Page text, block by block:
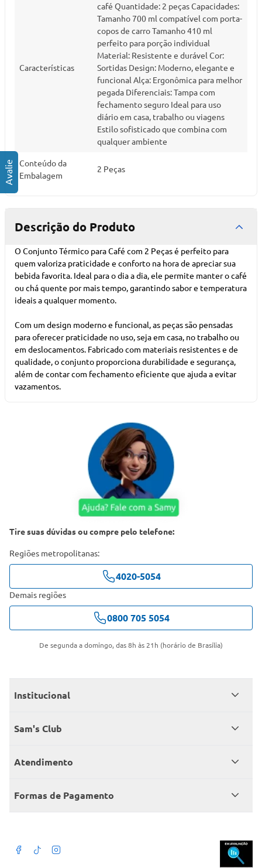
Características
café Quantidade: 2 peças Capacidades:
Tamanho 700 ml compatível com porta-
copos de carro Tamanho 410 ml
perfeito para porção individual
Material: Resistente e durável Cor:
Sortidas Design: Moderno, elegante e
funcional Alça: Ergonômica para melhor
pegada Diferenciais: Tampa com
fechamento seguro Ideal para uso
diário em casa, trabalho ou viagens
Estilo sofisticado que combina com
qualquer ambiente
Conteúdo da
Embalagem
2 Peças
Descrição do Produto
O Conjunto Térmico para Café com 2 Peças é perfeito para
quem valoriza praticidade e conforto na hora de apreciar sua
bebida favorita. Ideal para o dia a dia, ele permite manter o café
ou chá quente por mais tempo, garantindo sabor e temperatura
ideais a qualquer momento.
Com um design moderno e funcional, as peças são pensadas
para oferecer praticidade no uso, seja em casa, no trabalho ou
em deslocamentos. Fabricado com materiais resistentes e de
qualidade, o conjunto proporciona durabilidade e segurança,
além de contar com fechamento eficiente que ajuda a evitar
vazamentos.
Tire suas dúvidas ou compre pelo telefone:
Regiões metropolitanas:
4020-5054
Demais regiões
0800 705 5054
De segunda a domingo, das 8h às 21h (horário de Brasília)
Institucional
Quem somos
Encontre um Clube
Sam's Club
Seja sócio
Member’s Mark
Atendimento
Fale conosco
Atendimento em libras
Formas de Pagamento